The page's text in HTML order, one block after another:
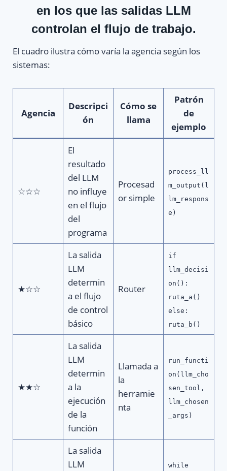
en los que las salidas LLM
controlan el flujo de trabajo.
El cuadro ilustra cómo varía la agencia según los
sistemas:
Agencia
Descripci
ón
Cómo se
llama
Patrón
de
ejemplo
☆☆☆
El
resultado
del LLM
no influye
en el flujo
del
programa
Procesad
or simple
process_ll
m_output(l
lm_respons
e)
★☆☆
La salida
LLM
determin
a el flujo
de control
básico
Router
if
llm_decisi
on():
ruta_a()
else:
ruta_b()
★★☆
La salida
LLM
determin
a la
ejecución
de la
función
Llamada a
la
herramie
nta
run_functi
on(llm_cho
sen_tool,
llm_chosen
_args)
La salida
LLM
while